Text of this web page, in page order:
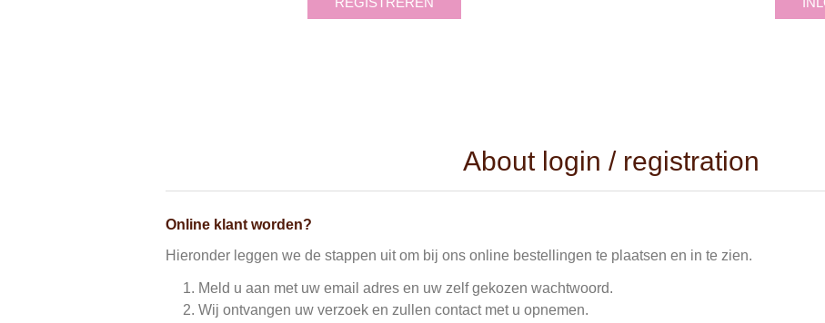
About login / registration
Online klant worden?
Hieronder leggen we de stappen uit om bij ons online bestellingen te plaatsen en in te zien.
Meld u aan met uw email adres en uw zelf gekozen wachtwoord.
Wij ontvangen uw verzoek en zullen contact met u opnemen.